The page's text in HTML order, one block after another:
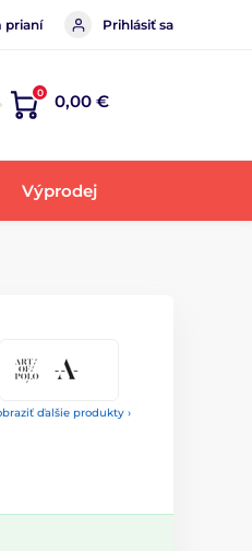
prianí Prihlásiť sa
0 0,00 €
Výprodej
ďalšie produkty ›